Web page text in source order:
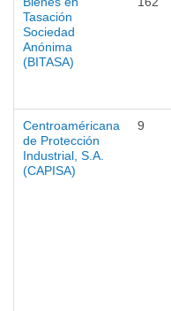
Tasación
Sociedad
Anónima
(BITASA)
Centroaméricana
de Protección
Industrial, S.A.
(CAPISA)
9